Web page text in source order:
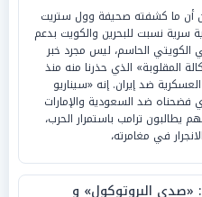
أن ما كشفته صحيفة وول ستريت
سرية نسبت للبحرين والكويت بدعم
الكويتي الحاسم، ليس مجرد خبر
المقلوبة» الذي حذرنا منه منذ
ضد إيران. إنه «سيناريو
فضحناه ضد السعودية والإمارات
يطالبون ترامب باستمرار الحرب،
في مغامرته،
: «صدى البروتوكول» و